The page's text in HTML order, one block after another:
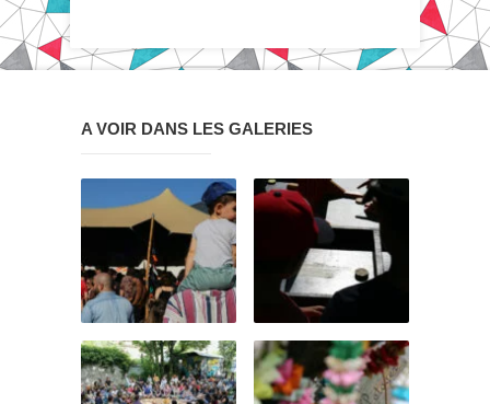
A VOIR DANS LES GALERIES